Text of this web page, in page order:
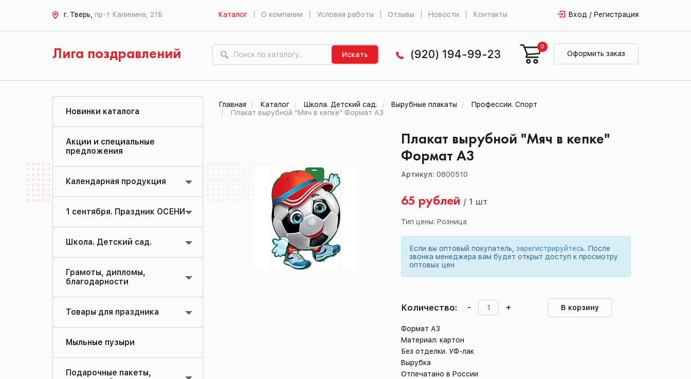
г. Тверь, пр-т Калинина, 21Б Каталог О компании Условия работы Отзывы Новости Контакты Вход / Регистрация
Лига поздравлений Искать (920) 194-99-23 Оформить заказ
0
Новинки каталога
Акции и специальные
предложения
Календарная продукция
1 сентября. Праздник ОСЕНИ
Школа. Детский сад.
Грамоты, дипломы,
благодарности
Товары для праздника
Мыльные пузыри
Подарочные пакеты,
Главная Каталог Школа. Детский сад. Вырубные плакаты
Профессии. Спорт
Плакат вырубной "Мяч в кепке" Формат А3
Плакат вырубной "Мяч в кепке"
Формат А3
Артикул:0800510
65 рублей / 1 шт
Тип цены: Розница
Если вы оптовый покупатель,зарегистрируйтесь. После
звонка менеджера вам будет открыт доступ к просмотру
оптовых цен
Количество: - + В корзину
Формат А3
Материал: картон
Без отделки. УФ-лак
Вырубка
Отпечатано в России